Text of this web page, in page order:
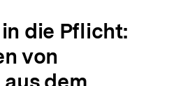
die Pflicht:
von
dem